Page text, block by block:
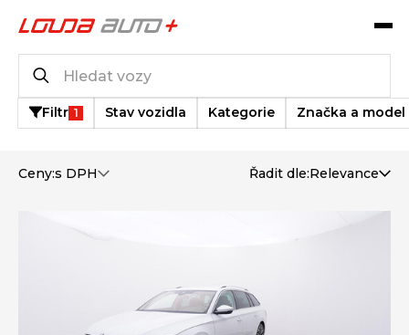
Filtr 1 Stav vozidla Kategorie Značka a model
Ceny:s DPH Řadit dle:Relevance